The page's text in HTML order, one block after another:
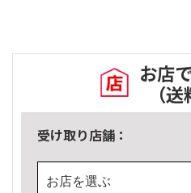
お店
（
受け取り店舗：
お店を選ぶ